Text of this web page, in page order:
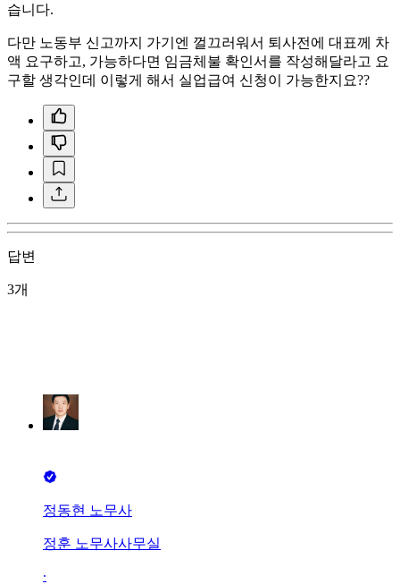
습니다.
다만 노동부 신고까지 가기엔 껄끄러워서 퇴사전에 대표께 차
액 요구하고, 가능하다면 임금체불 확인서를 작성해달라고 요
구할 생각인데 이렇게 해서 실업급여 신청이 가능한지요??
답변
3개
정동현 노무사
정훈 노무사사무실
∙